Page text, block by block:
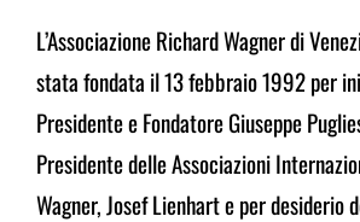
L’Associazione Richard Wagner di
stata fondata il 13 febbraio 1992 per
Presidente e Fondatore Giuseppe
Presidente delle Associazioni
Wagner, Josef Lienhart e per desiderio